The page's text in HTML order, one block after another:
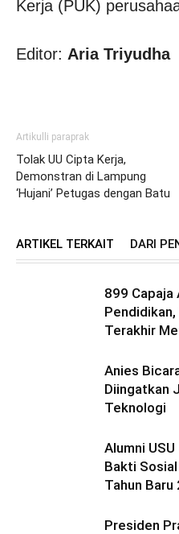
Kerja (PUK)
Editor: Aria Triyudha
Artikulli paraprak
Tolak UU Cipta Kerja,
Demonstran di Lampung
‘Hujani’ Petugas dengan Batu
ARTIKEL TERKAIT DARI
899 Capaja
Terakhir
Anies
Diingatkan
Teknologi
Alumni
Bakti
Tahun Baru
Presiden